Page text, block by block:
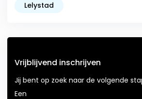
Lelystad
Vrijblijvend inschrijven
Jij bent op zoek naar de volgende
Een